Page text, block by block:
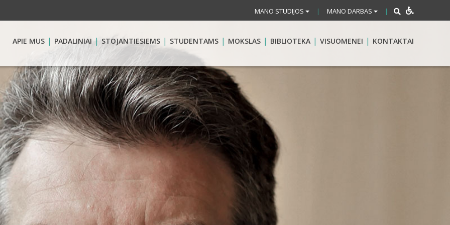
MANO STUDIJOS | MANO DARBAS |
APIE MUS PADALINIAI STOJANTIESIEMS STUDENTAMS MOKSLAS BIBLIOTEKA VISUOMENEI KONTAKTAI